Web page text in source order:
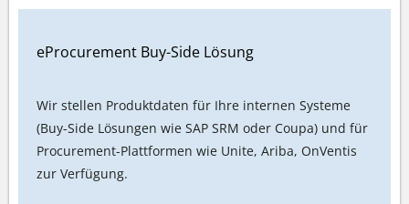
eProcurement Buy-Side Lösung
Wir stellen Produktdaten für Ihre internen Systeme
(Buy-Side Lösungen wie SAP SRM oder Coupa) und für
Procurement-Plattformen wie Unite, Ariba, OnVentis
zur Verfügung.